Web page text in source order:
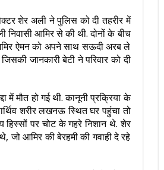
शेर अली ​ने पुलिस को दी तहरीर में
निवासी आमिर से की थी. दोनों के बीच
ऐमन को अपने साथ सऊदी अरब ले
जानकारी बेटी ने परिवार को दी
में मौत हो गई थी. कानूनी प्रक्रिया के
शरीर लखनऊ स्थित घर पहुंचा तो
हिस्सों पर चोट के गहरे निशान थे. शेर
आमिर की बेरहमी की गवाही दे रहे